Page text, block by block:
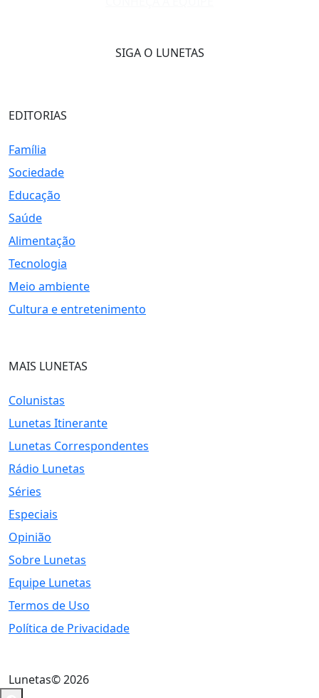
SIGA O LUNETAS
EDITORIAS
Família
Sociedade
Educação
Saúde
Alimentação
Tecnologia
Meio ambiente
Cultura e entretenimento
MAIS LUNETAS
Colunistas
Lunetas Itinerante
Lunetas Correspondentes
Rádio Lunetas
Séries
Especiais
Opinião
Sobre Lunetas
Equipe Lunetas
Termos de Uso
Política de Privacidade
Lunetas© 2026